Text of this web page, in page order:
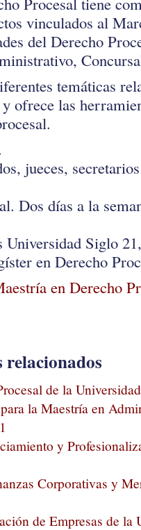
vinculados al
del Derecho
temáticas
ofrece las
jueces,
Dos días a la
Universidad Siglo
en Derecho
en Derecho
relacionados
de la
la Maestría en
y
Corporativas y
de Empresas de la